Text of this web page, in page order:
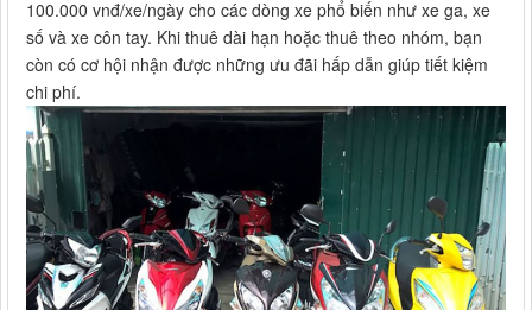
100.000 vnđ/xe/ngày cho các dòng xe phổ biến như xe ga, xe
số và xe côn tay. Khi thuê dài hạn hoặc thuê theo nhóm, bạn
còn có cơ hội nhận được những ưu đãi hấp dẫn giúp tiết kiệm
chi phí.